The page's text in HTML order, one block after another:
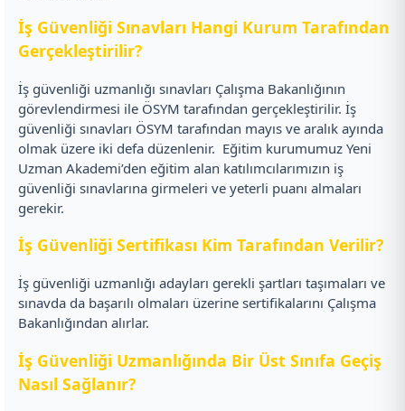
İş Güvenliği Sınavları Hangi Kurum Tarafından
Gerçekleştirilir?
İş güvenliği uzmanlığı sınavları Çalışma Bakanlığının
görevlendirmesi ile ÖSYM tarafından gerçekleştirilir. İş
güvenliği sınavları ÖSYM tarafından mayıs ve aralık ayında
olmak üzere iki defa düzenlenir. Eğitim kurumumuz Yeni
Uzman Akademi’den eğitim alan katılımcılarımızın iş
güvenliği sınavlarına girmeleri ve yeterli puanı almaları
gerekir.
İş Güvenliği Sertifikası Kim Tarafından Verilir?
İş güvenliği uzmanlığı adayları gerekli şartları taşımaları ve
sınavda da başarılı olmaları üzerine sertifikalarını Çalışma
Bakanlığından alırlar.
İş Güvenliği Uzmanlığında Bir Üst Sınıfa Geçiş
Nasıl Sağlanır?